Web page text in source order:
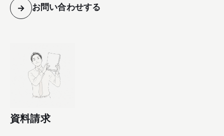
→ お問い合わせする
資料請求